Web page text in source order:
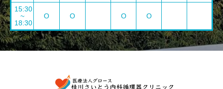
15:30
~
18:30
O O O O